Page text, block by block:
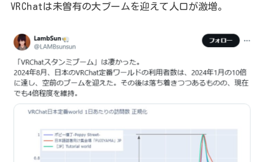
VRChatは未曽有の大ブームを迎えて人口が激増。